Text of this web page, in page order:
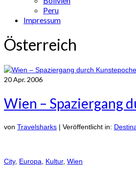
Peru
Impressum
Österreich
20Apr. 2006
Wien – Spaziergang
von Travelsharks | Veröffentlicht in:
City, Europa, Kultur, Wien